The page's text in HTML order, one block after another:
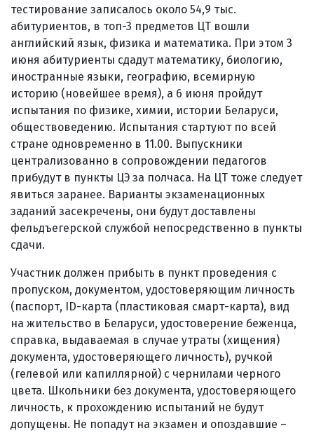
тестирование записалось около 54,9 тыс.
абитуриентов, в топ-3 предметов ЦТ вошли
английский язык, физика и математика. При этом 3
июня абитуриенты сдадут математику, биологию,
иностранные языки, географию, всемирную
историю (новейшее время), а 6 июня пройдут
испытания по физике, химии, истории Беларуси,
обществоведению. Испытания стартуют по всей
стране одновременно в 11.00. Выпускники
централизованно в сопровождении педагогов
прибудут в пункты ЦЭ за полчаса. На ЦТ тоже следует
явиться заранее. Варианты экзаменационных
заданий засекречены, они будут доставлены
фельдъегерской службой непосредственно в пункты
сдачи.
Участник должен прибыть в пункт проведения с
пропуском, документом, удостоверяющим личность
(паспорт, ID-карта (пластиковая смарт-карта), вид
на жительство в Беларуси, удостоверение беженца,
справка, выдаваемая в случае утраты (хищения)
документа, удостоверяющего личность), ручкой
(гелевой или капиллярной) с чернилами черного
цвета. Школьники без документа, удостоверяющего
личность, к прохождению испытаний не будут
допущены. Не попадут на экзамен и опоздавшие –